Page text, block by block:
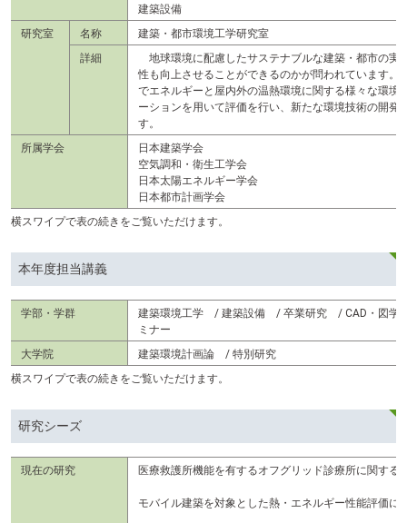
建築設備
研究室
名称
建築・都市環境工学研究室
詳細
地球環境に配慮したサステナブルな建築・都市の実
性も向上させることができるのかが問われています。
でエネルギーと屋内外の温熱環境に関する様々な環境
ーションを用いて評価を行い、新たな環境技術の開発
す。
所属学会
日本建築学会
空気調和・衛生工学会
日本太陽エネルギー学会
日本都市計画学会
横スワイプで表の続きをご覧いただけます。
本年度担当講義
学部・学群
建築環境工学 / 建築設備 / 卒業研究 / CAD・図学
ミナー
大学院
建築環境計画論 / 特別研究
横スワイプで表の続きをご覧いただけます。
研究シーズ
現在の研究 医療救護所機能を有するオフグリッド診療所に関する
モバイル建築を対象とした熱・エネルギー性能評価に